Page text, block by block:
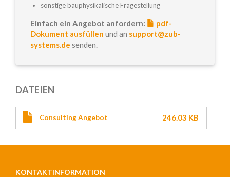
sonstige bauphysikalische Fragestellung
Einfach ein Angebot anfordern:
pdf-
Dokument ausfüllen und an support@zub-
systems.de senden.
DATEIEN
Consulting Angebot 246.03 KB
KONTAKTINFORMATION